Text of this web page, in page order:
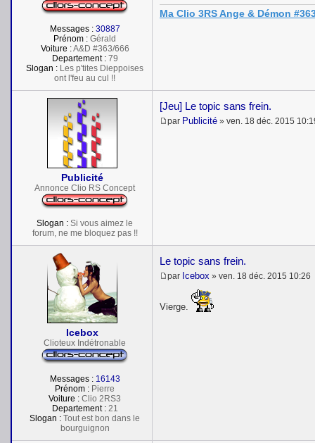
Messages : 30887
Prénom : Gérald
Voiture :A&D #363/666
Departement :79
Slogan : Les p'tites Dieppoises
ont l'feu au cul !!
Ma Clio 3RS Ange & Démon
Publicité
Annonce Clio RS Concept
Slogan : Si vous aimez le
forum, ne me bloquez pas !!
[Jeu] Le topic sans frein.
M
par Publicité » ven. 18 déc. 2015
Icebox
Clioteux Indétronable
Messages : 16143
Prénom : Pierre
Voiture : Clio 2RS3
Departement :21
Slogan : Tout est bon dans le
bourguignon
Le topic sans frein.
M
s
s
par Icebox » ven. 18 déc. 2015 10:26
Vierge.